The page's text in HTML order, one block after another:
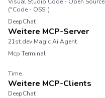
("Code - OSS")
DeepChat
Weitere MCP-Server
21st.dev Magic Ai Agent
Mcp Terminal
Time
Weitere MCP-Clients
DeepChat